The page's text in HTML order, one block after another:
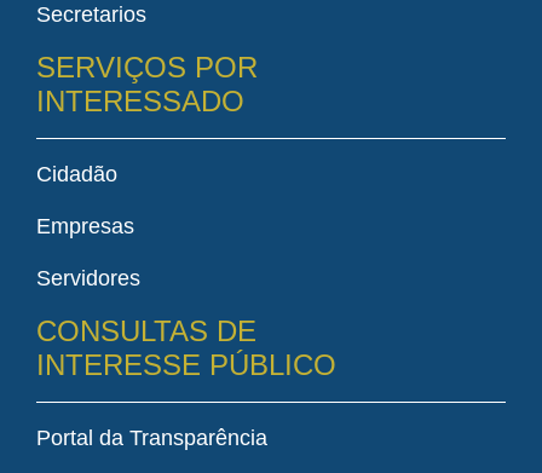
Secretarios
SERVIÇOS POR
INTERESSADO
Cidadão
Empresas
Servidores
CONSULTAS DE
INTERESSE PÚBLICO
Portal da Transparência